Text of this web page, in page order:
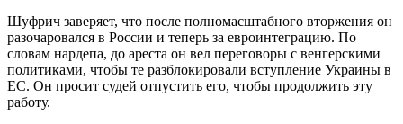
Шуфрич заверяет, что после полномасштабного вторжения он
разочаровался в России и теперь за евроинтеграцию. По
словам нардепа, до ареста он вел переговоры с венгерскими
политиками, чтобы те разблокировали вступление Украины в
ЕС. Он просит судей отпустить его, чтобы продолжить эту
работу.